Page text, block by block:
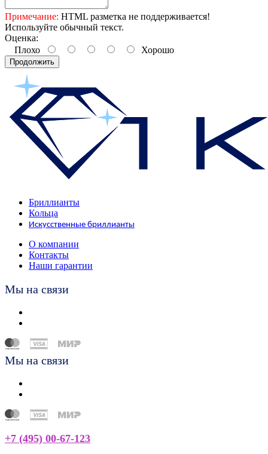
Примечание: HTML разметка не поддерживается!
Используйте обычный текст.
Оценка:
Плохо
Хорошо
Продолжить
Бриллианты
Кольца
Искусственные бриллианты
О компании
Контакты
Наши гарантии
Мы на связи
Мы на связи
+7 (495) 00-67-123